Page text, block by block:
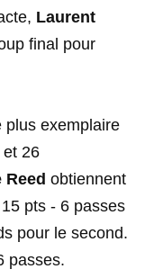
Laurent
final pour
plus exemplaire
26
Reed obtiennent
pts - 6 passes
pour le second.
passes.